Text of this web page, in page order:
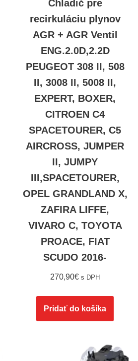
Chladič pre
recirkuláciu plynov
AGR + AGR Ventil
ENG.2.0D,2.2D
PEUGEOT 308 II, 508
II, 3008 II, 5008 II,
EXPERT, BOXER,
CITROEN C4
SPACETOURER, C5
AIRCROSS, JUMPER
II, JUMPY
III,SPACETOURER,
OPEL GRANDLAND X,
ZAFIRA LIFFE,
VIVARO C, TOYOTA
PROACE, FIAT
SCUDO 2016-
270,90€ s DPH
Pridať do košíka